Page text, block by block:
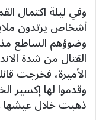
وفي ليلة اكتمال
أشخاص يرتدون
وضوؤهم الساطع
القتال من شدة
الأميرة، فخرجت
وقدموا لها إكسير
ذهبت خلال